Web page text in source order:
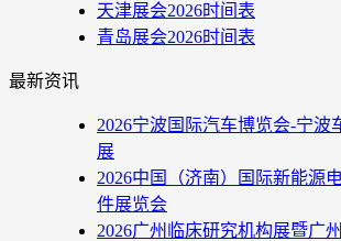
天津展会2026时间表
青岛展会2026时间表
最新资讯
2026宁波国际汽车博览会-宁波
展
2026中国（济南）国际新能源
件展览会
2026广州临床研究机构展暨广